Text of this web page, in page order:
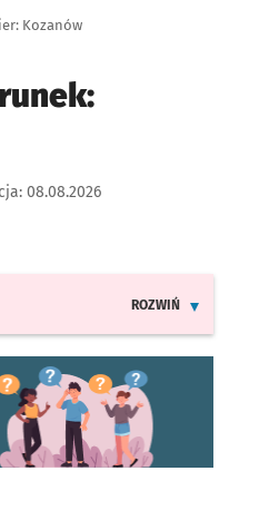
Kozanów
08.08.2026
ROZWIŃ
się w nowej karcie